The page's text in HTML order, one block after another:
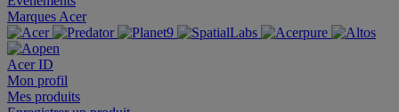
Marques Acer
Acer ID
Mon profil
Mes produits